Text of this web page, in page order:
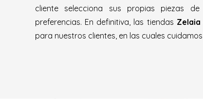
cliente selecciona sus propias piezas
preferencias. En definitiva, las tiendas Zelaia
para nuestros clientes, en las cuales